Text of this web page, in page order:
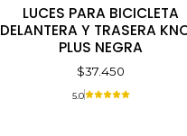
LUCES PARA BICICLETA
DELANTERA Y TRASERA
PLUS NEGRA
$37.450
5.0